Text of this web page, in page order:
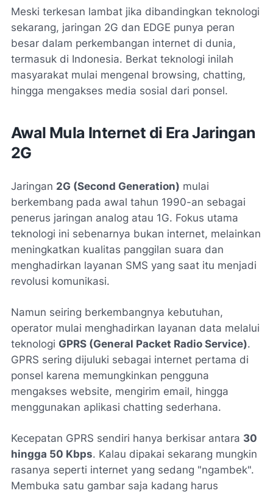
Meski terkesan lambat jika dibandingkan teknologi
sekarang, jaringan 2G dan EDGE punya peran
besar dalam perkembangan internet di dunia,
termasuk di Indonesia. Berkat teknologi inilah
masyarakat mulai mengenal browsing, chatting,
hingga mengakses media sosial dari ponsel.
Awal Mula Internet di Era Jaringan
2G
Jaringan 2G (Second Generation) mulai
berkembang pada awal tahun 1990-an sebagai
penerus jaringan analog atau 1G. Fokus utama
teknologi ini sebenarnya bukan internet, melainkan
meningkatkan kualitas panggilan suara dan
menghadirkan layanan SMS yang saat itu menjadi
revolusi komunikasi.
Namun seiring berkembangnya kebutuhan,
operator mulai menghadirkan layanan data melalui
teknologi GPRS (General Packet Radio Service).
GPRS sering dijuluki sebagai internet pertama di
ponsel karena memungkinkan pengguna
mengakses website, mengirim email, hingga
menggunakan aplikasi chatting sederhana.
Kecepatan GPRS sendiri hanya berkisar antara 30
hingga 50 Kbps. Kalau dipakai sekarang mungkin
rasanya seperti internet yang sedang "ngambek".
Membuka satu gambar saja kadang harus